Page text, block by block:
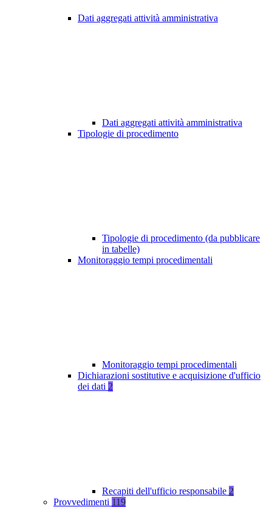
Dati aggregati attività amministrativa
Dati aggregati attività amministrativa
Tipologie di procedimento
Tipologie di procedimento (da pubblicare
in tabelle)
Monitoraggio tempi procedimentali
Monitoraggio tempi procedimentali
Dichiarazioni sostitutive e acquisizione d'ufficio
dei dati 2
Recapiti dell'ufficio responsabile 2
Provvedimenti 119